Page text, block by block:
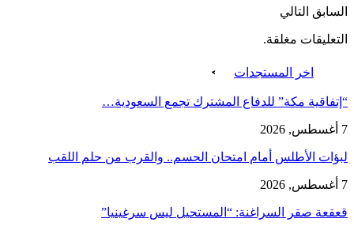
السابق التالي
التعليقات مغلقة.
اخر المستجدات
“إتفاقية مكة” للدفاع المشترك تجمع السعودية…
7 أغسطس, 2026
لبؤات الأطلس أمام امتحان الحسم.. والقرب من حلم اللقب
7 أغسطس, 2026
قعقعة صقر السراغنة: “المستحيل ليس سرغينيا”